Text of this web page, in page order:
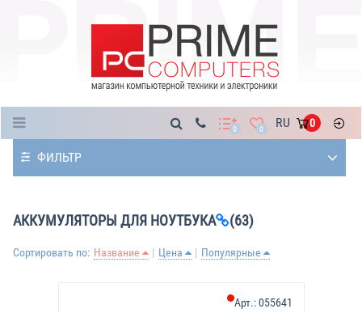
0 0 RU 0
ФИЛЬТР
АККУМУЛЯТОРЫ ДЛЯ НОУТБУКА (63)
Сортировать по: Название Цена Популярные
Арт.:055641